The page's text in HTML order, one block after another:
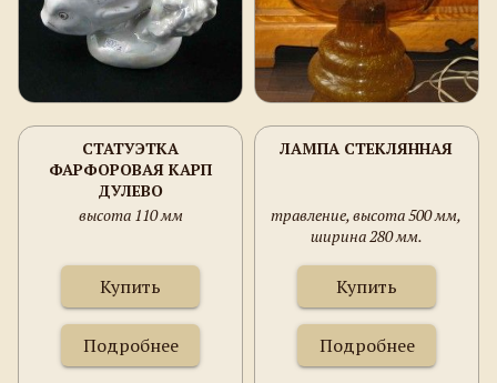
СТАТУЭТКА
ФАРФОРОВАЯ КАРП
ДУЛЕВО
высота 110 мм
Купить
Подробнее
ЛАМПА СТЕКЛЯННАЯ
травление, высота 500 мм,
ширина 280 мм.
Купить
Подробнее